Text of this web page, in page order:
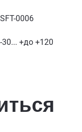
SFT-0006
-30... +до +120